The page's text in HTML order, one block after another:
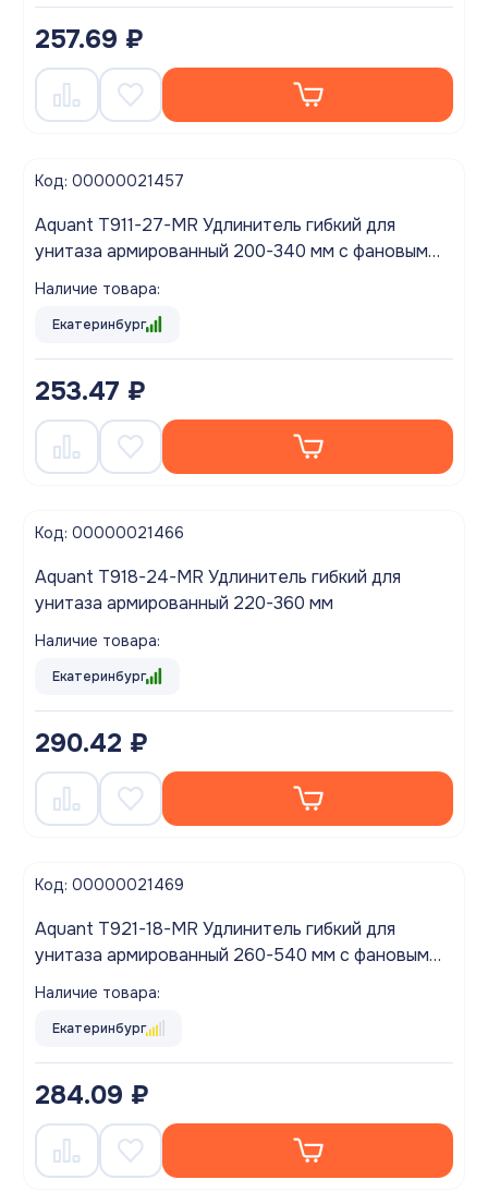
257.69 ₽
Код: 00000021457
Aquant T911-27-MR Удлинитель гибкий для
унитаза армированный 200-340 мм с фановым
выпуском 110 мм
Наличие товара:
Екатеринбург
253.47 ₽
Код: 00000021466
Aquant T918-24-MR Удлинитель гибкий для
унитаза армированный 220-360 мм
Наличие товара:
Екатеринбург
290.42 ₽
Код: 00000021469
Aquant T921-18-MR Удлинитель гибкий для
унитаза армированный 260-540 мм с фановым
выпуском 110 мм
Наличие товара:
Екатеринбург
284.09 ₽